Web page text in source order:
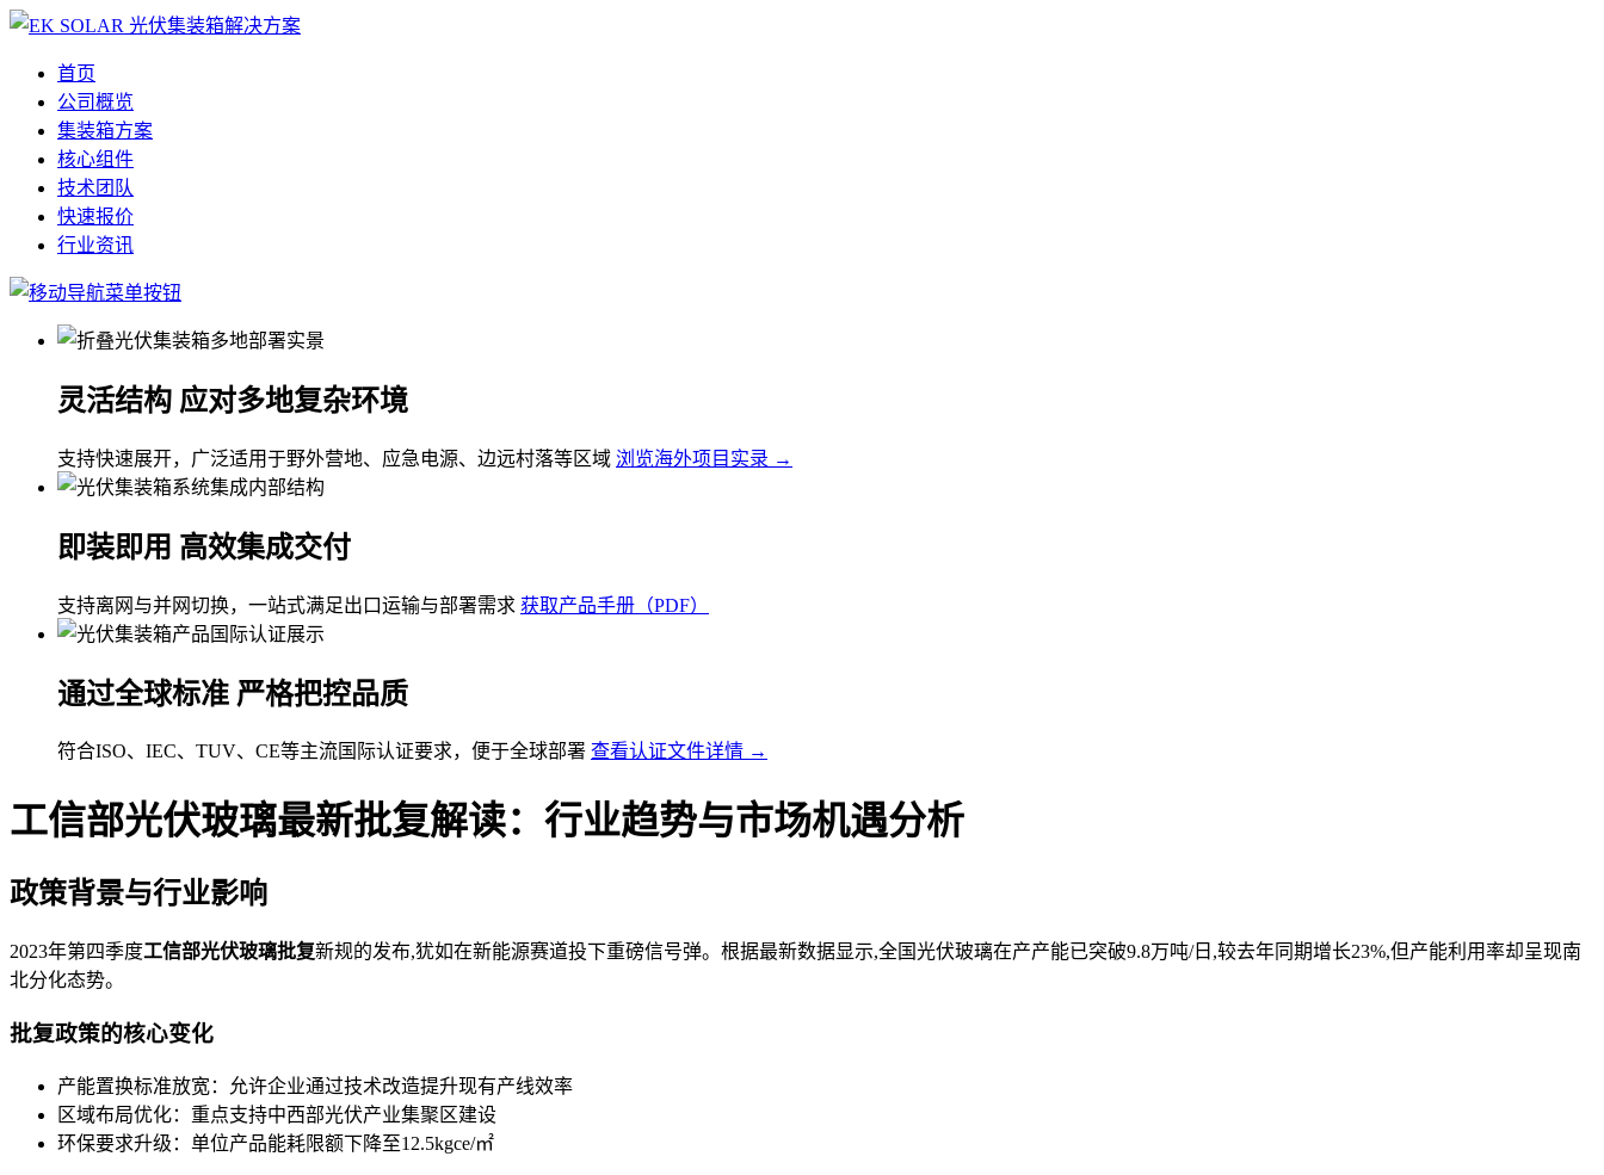
首页
公司概览
集装箱方案
核心组件
技术团队
快速报价
行业资讯
灵活结构 应对多地复杂环境
支持快速展开，广泛适用于野外营地、应急电源、边远村落等区域 浏览海外项目实录 →
即装即用 高效集成交付
支持离网与并网切换，一站式满足出口运输与部署需求 获取产品手册（PDF）
通过全球标准 严格把控品质
符合ISO、IEC、TUV、CE等主流国际认证要求，便于全球部署 查看认证文件详情 →
工信部光伏玻璃最新批复解读：行业趋势与市场机遇分析
政策背景与行业影响
2023年第四季度工信部光伏玻璃批复新规的发布,犹如在新能源赛道投下重磅信号弹。根据最新数据显示,全国光伏玻璃在产产能已突破9.8万吨/日,较去年同期增长23%,但产能利用率却呈现南
北分化态势。
批复政策的核心变化
产能置换标准放宽：允许企业通过技术改造提升现有产线效率
区域布局优化：重点支持中西部光伏产业集聚区建设
环保要求升级：单位产品能耗限额下降至12.5kgce/㎡